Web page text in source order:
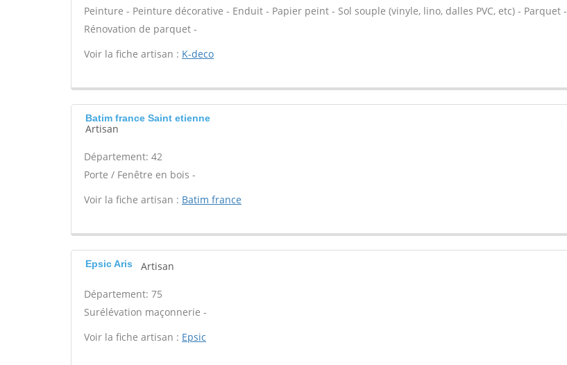
Peinture - Peinture décorative - Enduit - Papier peint - Sol souple (vinyle, lino, dalles PVC, etc) - Parquet -
Rénovation de parquet -
Voir la fiche artisan : K-deco
Batim france Saint etienne
Artisan
Département: 42
Porte / Fenêtre en bois -
Voir la fiche artisan : Batim france
Epsic Aris Artisan
Département: 75
Surélévation maçonnerie -
Voir la fiche artisan : Epsic